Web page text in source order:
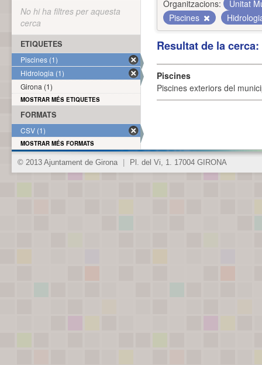
Organitzacions:
Unitat
Piscines
Resultat de la
Piscines
Piscines exteriors del
No hi ha filtres per aquesta
cerca
ETIQUETES
Piscines (1)
Hidrologia (1)
Girona (1)
MOSTRAR MÉS ETIQUETES
FORMATS
CSV (1)
MOSTRAR MÉS FORMATS
© 2013 Ajuntament de Girona Pl. del Vi, 1. 17004 GIRONA